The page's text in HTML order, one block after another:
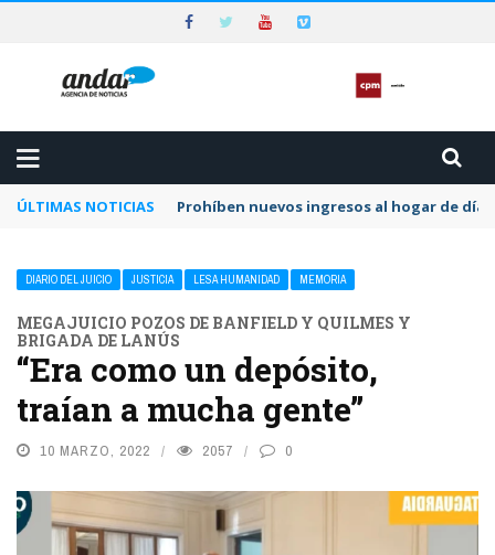
ÚLTIMAS NOTICIAS Preocupa a la CPM la dilación y el letargo
DIARIO DEL JUICIO JUSTICIA LESA HUMANIDAD MEMORIA
MEGAJUICIO POZOS DE BANFIELD Y QUILMES Y
BRIGADA DE LANÚS
“Era como un depósito,
traían a mucha gente”
10 MARZO, 2022 2057 0